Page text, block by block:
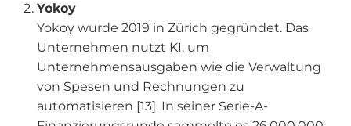
Yokoy
Yokoy wurde 2019 in Zürich gegründet. Das
Unternehmen nutzt KI, um
Unternehmensausgaben wie die Verwaltung
von Spesen und Rechnungen zu
automatisieren [13]. In seiner Serie-A-